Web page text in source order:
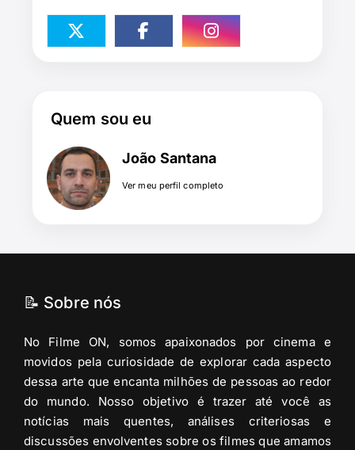
Quem sou eu
João Santana
Ver meu perfil completo
📝 Sobre nós
No Filme ON, somos apaixonados por cinema e
movidos pela curiosidade de explorar cada aspecto
dessa arte que encanta milhões de pessoas ao redor
do mundo. Nosso objetivo é trazer até você as
notícias mais quentes, análises criteriosas e
discussões envolventes sobre os filmes que amamos